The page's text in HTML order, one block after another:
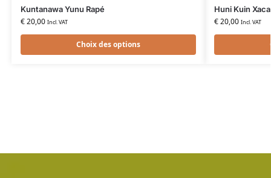
Kuntanawa Yunu Rapé
€20,00 Incl. VAT
Choix des options
Huni Kuin
€20,00 Incl. VAT